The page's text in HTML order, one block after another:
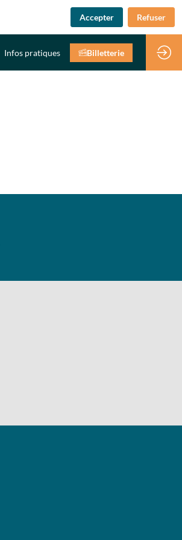
Infos pratiques Billetterie
Accepter Refuser